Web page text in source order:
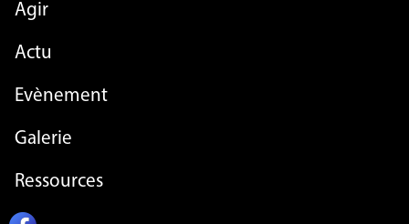
Agir
FOOTER MENU - LIST
Actu
Evènement
Galerie
Ressources